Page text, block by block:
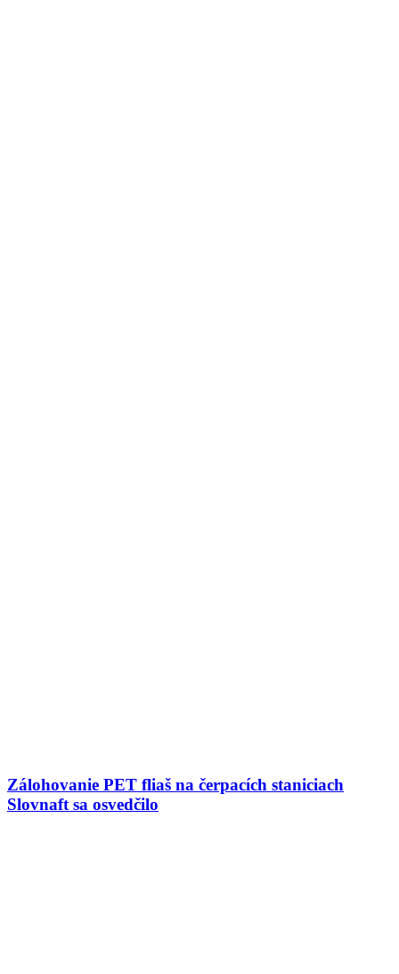
Zálohovanie PET fliaš na čerpacích staniciach
Slovnaft sa osvedčilo